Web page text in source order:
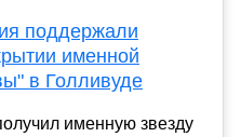
поддержали
именной
в Голливуде
именную звезду